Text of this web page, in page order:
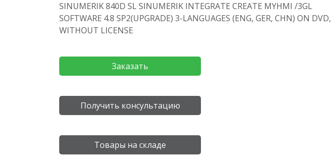
SINUMERIK 840D SL SINUMERIK INTEGRATE CREATE MYHMI /3GL
SOFTWARE 4.8 SP2(UPGRADE) 3-LANGUAGES (ENG, GER, CHN) ON DVD,
WITHOUT LICENSE
Заказать
Получить консультацию
Товары на складе